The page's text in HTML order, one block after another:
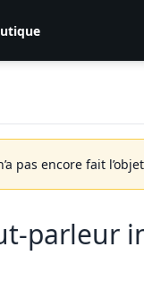
pas encore fait
parleur